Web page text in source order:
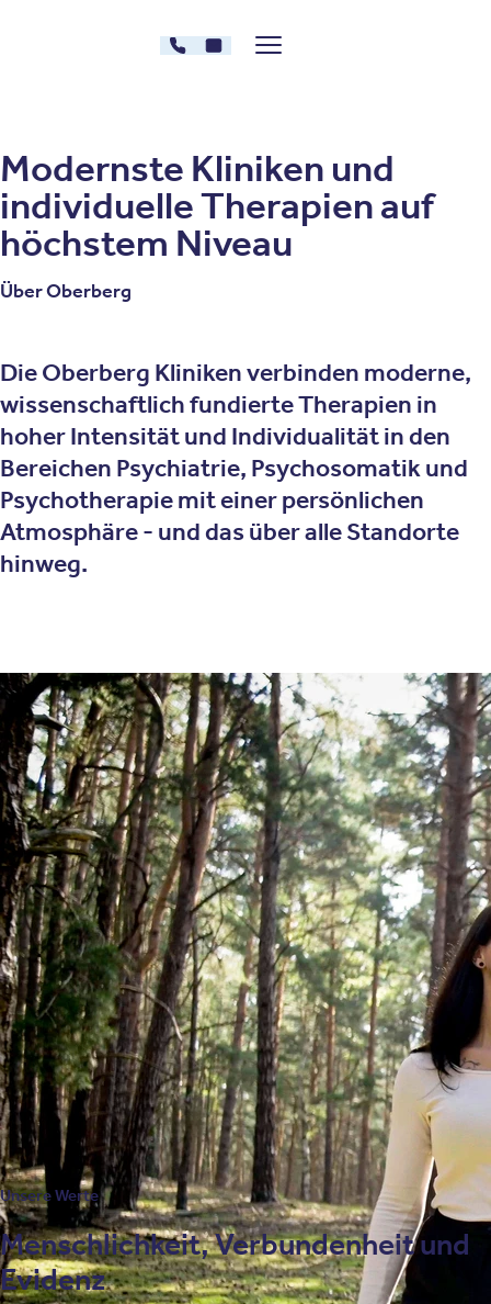
030 - 26478607
Kontakt
Menü zeigen/verstecken
Modernste Kliniken und
individuelle Therapien auf
höchstem Niveau
Über Oberberg
Die Oberberg Kliniken verbinden moderne,
wissenschaftlich fundierte Therapien in
hoher Intensität und Individualität in den
Bereichen Psychiatrie, Psychosomatik und
Psychotherapie mit einer persönlichen
Atmosphäre - und das über alle Standorte
hinweg.
Über Uns
Die Oberberg Kliniken
Die Oberberg Kliniken sind der führende
Qualitätsverbund privater Fachkliniken im Bereich
Psychiatrie, Psychosomatik und Psychotherapie im
deutschsprachigen Raum. An all unseren Standorten
bieten wir offene, individuelle und intensive
Therapiesettings – für Kinder, Jugendliche und
Erwachsene. Modernste psychotherapeutische
Versorgung mit evaluierten Therapieverfahren
verbinden wir in unseren Häusern mit einem gehobenen
Ambiente. Die überschaubar großen Einrichtungen mit
persönlicher Atmosphäre gehören zu den qualitativ
hochwertigsten Fachkliniken in diesem Segment.
Unsere Standorte
Unsere Werte
Menschlichkeit, Verbundenheit und
Evidenz